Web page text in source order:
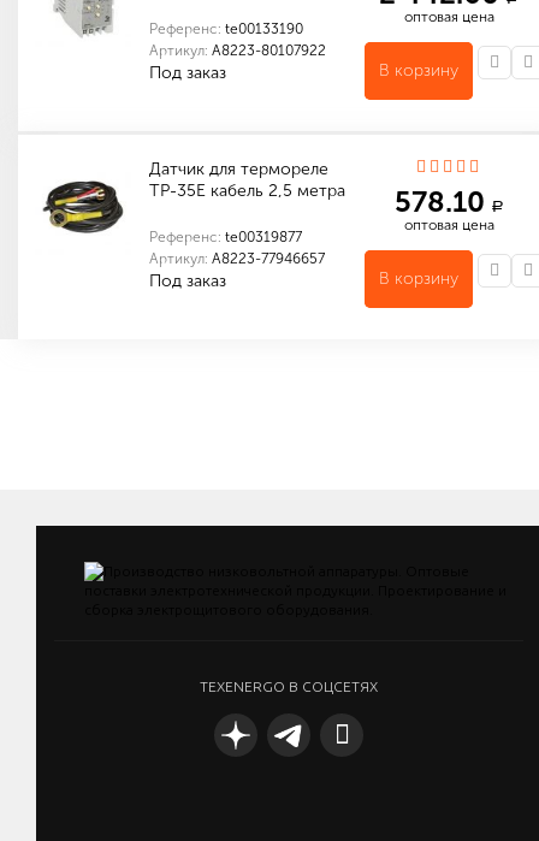
Референс: te00133190
Артикул: A8223-80107922
Под заказ
оптовая цена
В корзину
Датчик для термореле
ТР-35Е кабель 2,5 метра
Референс: te00319877
Артикул: A8223-77946657
Под заказ
578.10 a
оптовая цена
В корзину
TEXENERGO В СОЦСЕТЯХ